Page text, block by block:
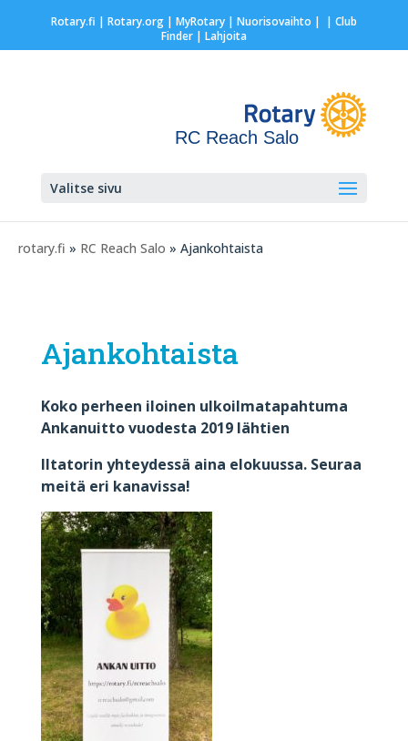
Rotary.fi | Rotary.org| MyRotary | Nuorisovaihto | | Club
Finder| Lahjoita
RC Reach Salo
Valitse sivu
rotary.fi » RC Reach Salo » Ajankohtaista
Ajankohtaista
Koko perheen iloinen ulkoilmatapahtuma
Ankanuitto vuodesta 2019 lähtien
Iltatorin yhteydessä aina elokuussa. Seuraa
meitä eri kanavissa!